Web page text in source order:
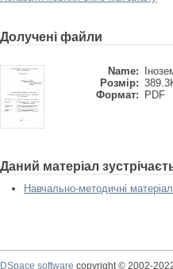
Долучені файли
Name:
Розмір:
Формат:
PDF
Даний матеріал
Навчально-методичні
DSpace software copyright © 2002-